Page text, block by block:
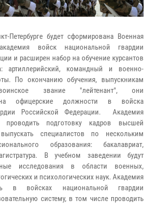
Петербурге будет сформирована Военная
войск национальной гвардии
и расширен набор на обучение курсантов
артиллерийский, командный и военно-
По окончанию обучения, выпускникам
воинское звание "лейтенант", они
на офицерские должности в войска
Российской Федерации. Академия
проводить подготовку кадров высшей
специалистов по нескольким
образования: бакалавриат,
В учебном заведении будут
исследования в области военных,
и психологических наук. Академия
в войсках национальной гвардии
систему, в том числе проводить